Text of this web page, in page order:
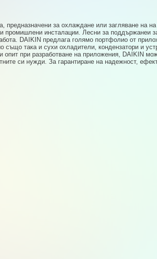
предназначени за охлаждане или загляване на
промишлени инсталации. Лесни за поддържанеи
DAIKIN предлага голямо портфолио от
така и сухи охладители, кондензатори и
опит при разработване на приложения, DAIKIN
си нужди. За гарантиране на надежност,